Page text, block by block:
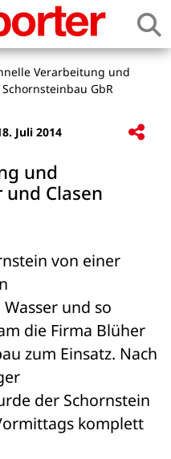
Verarbeitung und
GbR
Juli 2014
und
Clasen
von einer
und so
die Firma Blüher
zum Einsatz. Nach
der Schornstein
komplett